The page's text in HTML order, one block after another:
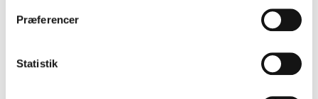
Præferencer
Statistik
Silene armstol